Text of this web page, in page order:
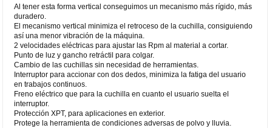
Al tener esta forma vertical conseguimos un mecanismo más rígido, más
duradero.
El mecanismo vertical minimiza el retroceso de la cuchilla, consiguiendo
así una menor vibración de la máquina.
2 velocidades eléctricas para ajustar las Rpm al material a cortar.
Punto de luz y gancho retráctil para colgar.
Cambio de las cuchillas sin necesidad de herramientas.
Interruptor para accionar con dos dedos, minimiza la fatiga del usuario
en trabajos continuos.
Freno eléctrico que para la cuchilla en cuanto el usuario suelta el
interruptor.
Protección XPT, para aplicaciones en exterior.
Protege la herramienta de condiciones adversas de polvo y lluvia.